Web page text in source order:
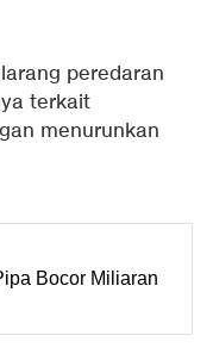
peredaran
terkait
menurunkan
Bocor Miliaran